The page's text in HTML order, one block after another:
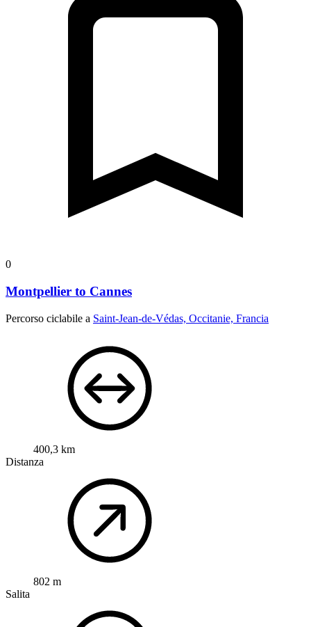
0
Montpellier to Cannes
Percorso ciclabile a Saint-Jean-de-Védas, Occitanie, Francia
400,3 km
Distanza
802 m
Salita